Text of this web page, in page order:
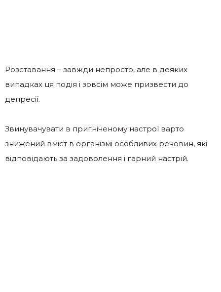
Розставання – завжди непросто, але в деяких
випадках ця подія і зовсім може призвести до
депресії.
Звинувачувати в пригніченому настрої варто
знижений вміст в організмі особливих речовин, які
відповідають за задоволення і гарний настрій.